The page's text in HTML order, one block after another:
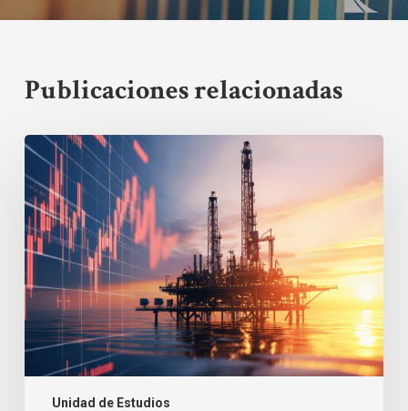
Publicaciones relacionadas
Unidad de Estudios
Perspectivas
Financieras:
Retroceso
en
Commodities
y
Presión
Cambiaria
Local